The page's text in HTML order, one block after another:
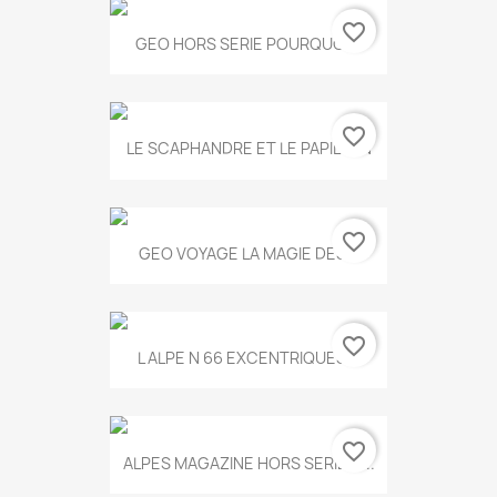
GEO HORS SERIE POURQUOI...
favorite_border
LE SCAPHANDRE ET LE PAPILLON
favorite_border
GEO VOYAGE LA MAGIE DES...
favorite_border
L ALPE N 66 EXCENTRIQUES...
favorite_border
ALPES MAGAZINE HORS SERIE N...
favorite_border